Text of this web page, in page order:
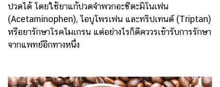
ปวดได้ โดยใช้ยาแก้ปวดจำพวกอะซีตะมิโนเฟน
(Acetaminophen), ไอบูโพรเฟน และทริปเทนต์ (Triptan)
หรือยารักษาโรคไมเกรน แต่อย่างไรก็ดีคววรเข้ารับการรักษา
จากแพทย์อีกทางหนึ่ง